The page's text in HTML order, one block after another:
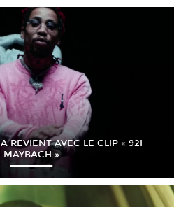
REVIENT AVEC LE CLIP « 92I
MAYBACH »